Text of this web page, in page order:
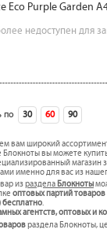
Eco Purple Garden
недоступен для
по 30 60 90
вам широкий
Блокноты вы можете
магазин
именно для вас из
израздела Блокноты
оптовых партий
бесплатно.
агентств, оптовых и
раздела Блокноты,